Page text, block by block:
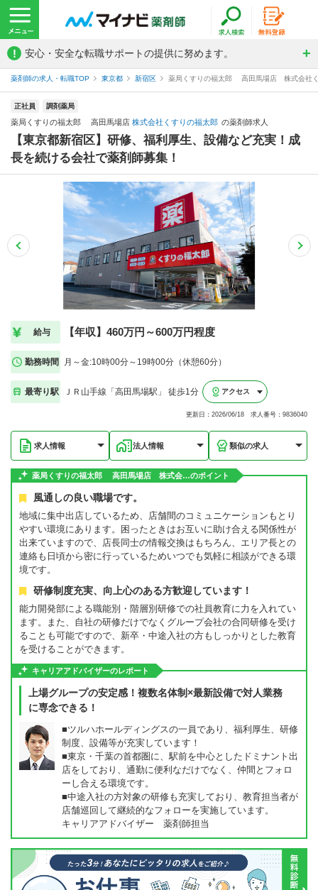
! 安心・安全な転職サポートの提供に努めます。
薬剤師の求人・転職TOP 東京都 新宿区 薬局くすりの福太郎 高田馬場店 株式会社く
正社員 調剤薬局
薬局くすりの福太郎 高田馬場店 株式会社くすりの福太郎 の薬剤師求人
【東京都新宿区】研修、福利厚生、設備など充実！成
長を続ける会社で薬剤師募集！
給与 【年収】460万円～600万円程度
勤務時間 月～金:10時00分～19時00分（休憩60分）
最寄り駅 ＪＲ山手線「高田馬場駅」 徒歩1分 アクセス
更新日：2026/06/18 求人番号：9836040
求人情報 法人情報 類似の求人
薬局くすりの福太郎 高田馬場店 株式会…のポイント
風通しの良い職場です。
地域に集中出店しているため、店舗間のコミュニケーションもとり
やすい環境にあります。困ったときはお互いに助け合える関係性が
出来ていますので、店長同士の情報交換はもちろん、エリア長との
連絡も日頃から密に行っているためいつでも気軽に相談ができる環
境です。
研修制度充実、向上心のある方歓迎しています！
能力開発部による職能別・階層別研修での社員教育に力を入れてい
ます。また、自社の研修だけでなくグループ会社の合同研修を受け
ることも可能ですので、新卒・中途入社の方もしっかりとした教育
を受けることができます。
キャリアアドバイザーのレポート
上場グループの安定感！複数名体制×最新設備で対人業務
に専念できる！
■ツルハホールディングスの一員であり、福利厚生、研修
制度、設備等が充実しています！
■東京・千葉の首都圏に、駅前を中心としたドミナント出
店をしており、通勤に便利なだけでなく、仲間とフォロ
ーし合える環境です。
■中途入社の方対象の研修も充実しており、教育担当者が
店舗巡回して継続的なフォローを実施しています。
キャリアアドバイザー 薬剤師担当